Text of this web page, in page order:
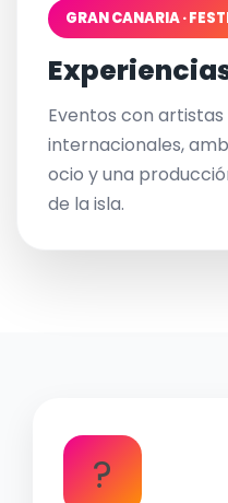
GRAN CANARIA ·
Eventos con
internacionales,
ocio y una
de la isla.
?